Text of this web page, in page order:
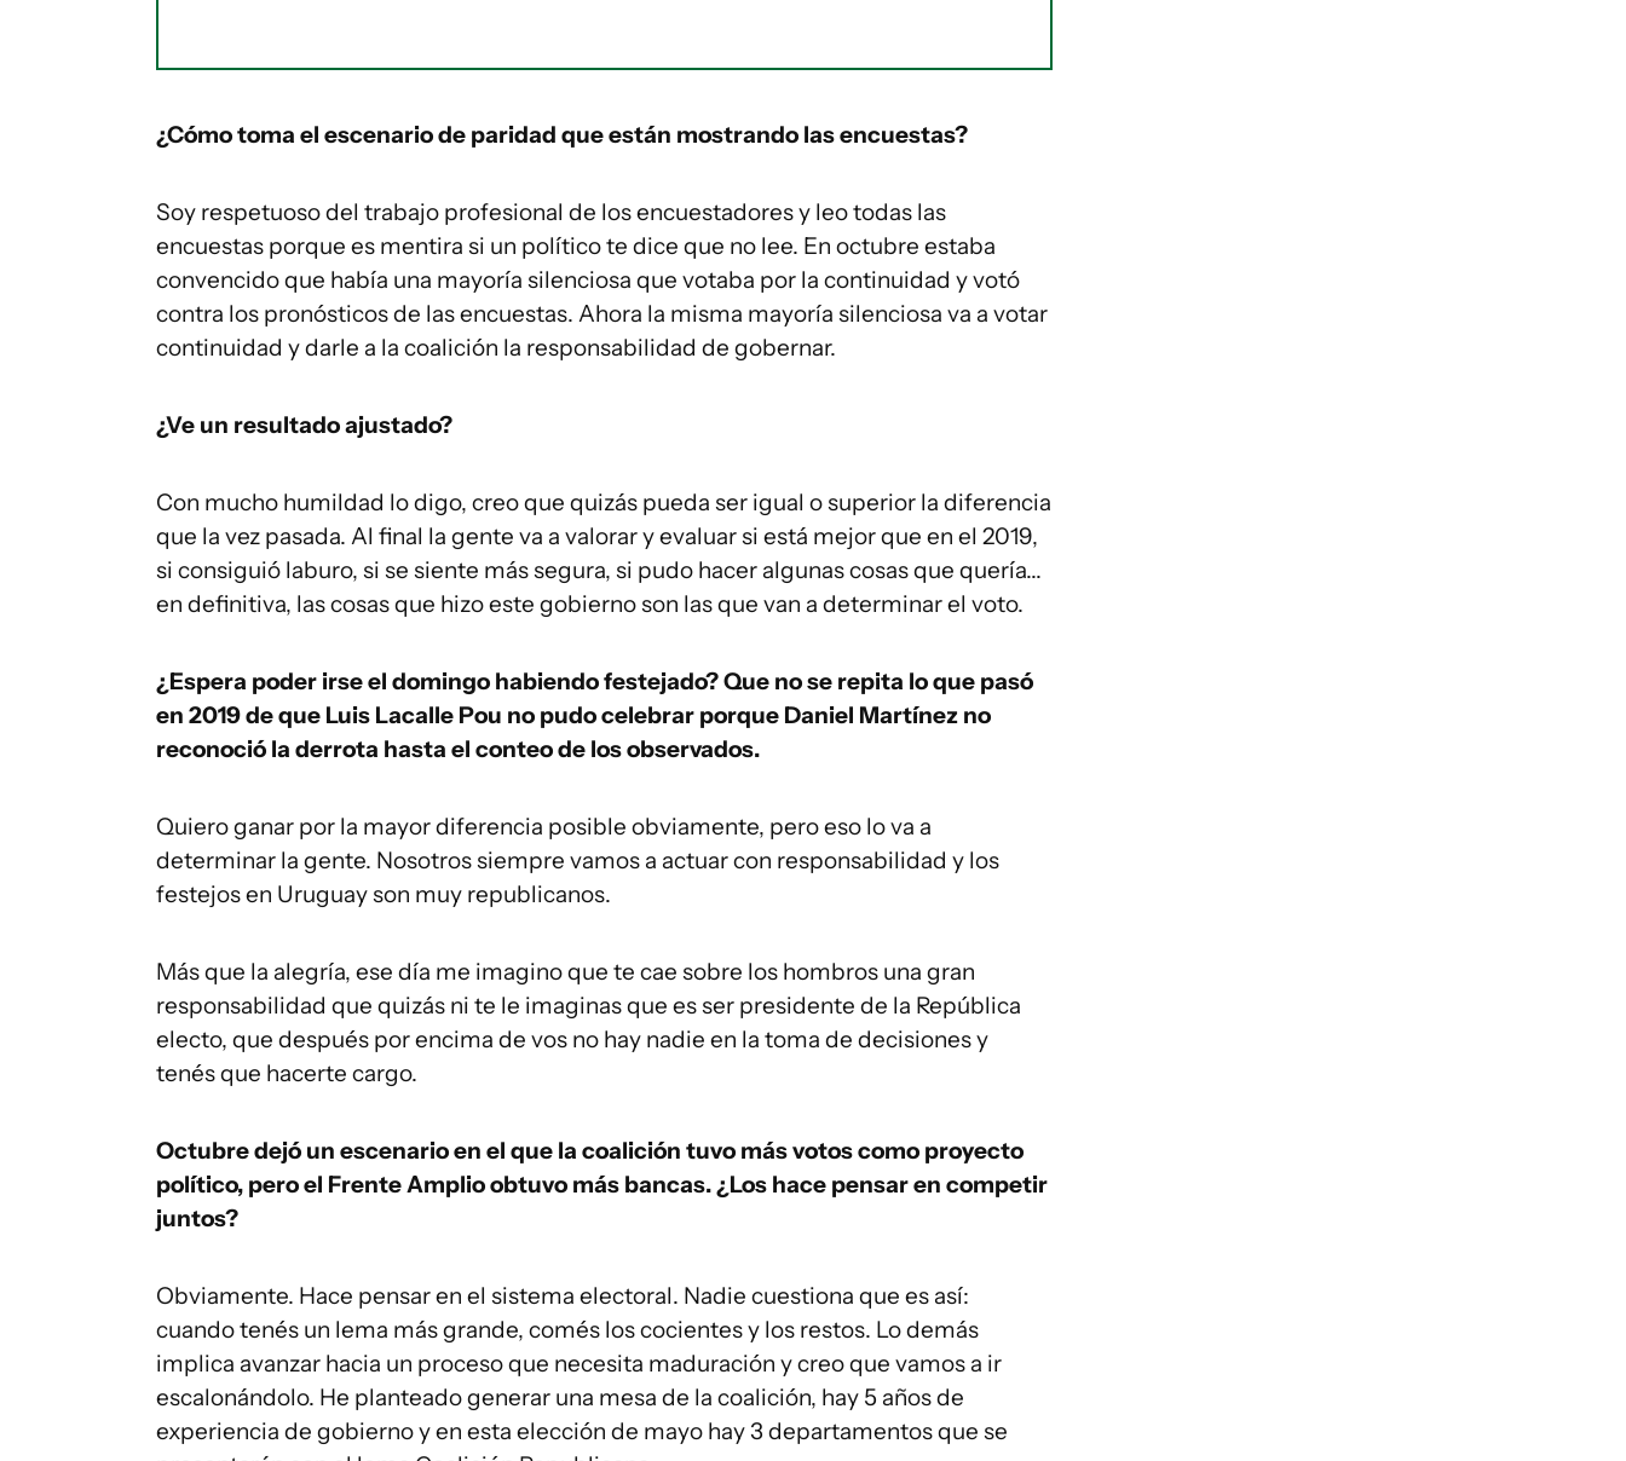
¿Cómo toma el escenario de paridad que están mostrando las encuestas?
Soy respetuoso del trabajo profesional de los encuestadores y leo todas las
encuestas porque es mentira si un político te dice que no lee. En octubre estaba
convencido que había una mayoría silenciosa que votaba por la continuidad y votó
contra los pronósticos de las encuestas. Ahora la misma mayoría silenciosa va a votar
continuidad y darle a la coalición la responsabilidad de gobernar.
¿Ve un resultado ajustado?
Con mucho humildad lo digo, creo que quizás pueda ser igual o superior la diferencia
que la vez pasada. Al final la gente va a valorar y evaluar si está mejor que en el 2019,
si consiguió laburo, si se siente más segura, si pudo hacer algunas cosas que quería...
en definitiva, las cosas que hizo este gobierno son las que van a determinar el voto.
¿Espera poder irse el domingo habiendo festejado? Que no se repita lo que pasó
en 2019 de que Luis Lacalle Pou no pudo celebrar porque Daniel Martínez no
reconoció la derrota hasta el conteo de los observados.
Quiero ganar por la mayor diferencia posible obviamente, pero eso lo va a
determinar la gente. Nosotros siempre vamos a actuar con responsabilidad y los
festejos en Uruguay son muy republicanos.
Más que la alegría, ese día me imagino que te cae sobre los hombros una gran
responsabilidad que quizás ni te le imaginas que es ser presidente de la República
electo, que después por encima de vos no hay nadie en la toma de decisiones y
tenés que hacerte cargo.
Octubre dejó un escenario en el que la coalición tuvo más votos como proyecto
político, pero el Frente Amplio obtuvo más bancas. ¿Los hace pensar en competir
juntos?
Obviamente. Hace pensar en el sistema electoral. Nadie cuestiona que es así:
cuando tenés un lema más grande, comés los cocientes y los restos. Lo demás
implica avanzar hacia un proceso que necesita maduración y creo que vamos a ir
escalonándolo. He planteado generar una mesa de la coalición, hay 5 años de
experiencia de gobierno y en esta elección de mayo hay 3 departamentos que se